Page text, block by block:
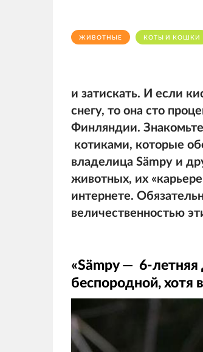
ЖИВОТНЫЕ КОТЫ И КОШКИ
и затискать. И если
снегу, то она сто
Финляндии.
котиками, которые
владелица Sämpy и
животных, их
интернете.
величественностью
«Sämpy — 6-
беспородной, хотя